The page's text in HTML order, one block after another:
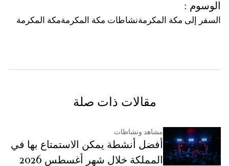
الوسوم :
السفر إلى مكة المكرمةنشاطات مكة المكرمةمكة المكرمة
مقالات ذات صلة
مشاهد ونشاطات
أفضل أنشطة يمكن الاستمتاع بها في
المملكة خلال شهر أغسطس 2026